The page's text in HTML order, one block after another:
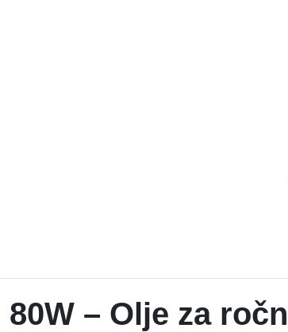
– Olje za